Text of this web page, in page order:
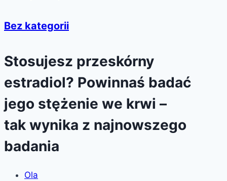
Bez kategorii
Stosujesz przeskórny
estradiol? Powinnaś badać
jego stężenie we krwi –
tak wynika z najnowszego
badania
Ola